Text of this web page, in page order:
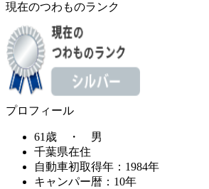
現在のつわものランク
プロフィール
61歳 ・ 男
千葉県在住
自動車初取得年：1984年
キャンパー暦：10年